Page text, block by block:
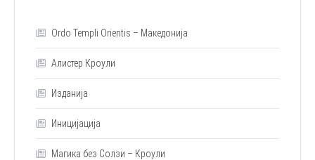
Ordo Templi Orientis – Македонија
Алистер Кроули
Изданија
Иницијација
Магика без Солзи – Кроули